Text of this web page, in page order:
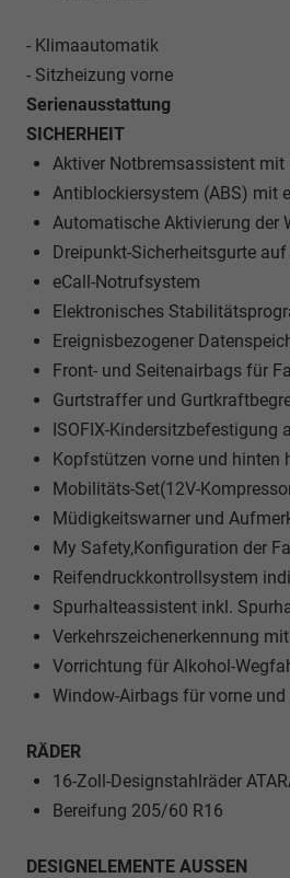
- Klimaautomatik
- Sitzheizung vorne
Serienausstattung
SICHERHEIT
Aktiver Notbremsassistent
Antiblockiersystem (ABS) mit
Automatische Aktivierung der
Dreipunkt-Sicherheitsgurte
eCall-Notrufsystem
Elektronisches
Ereignisbezogener
Front- und Seitenairbags für
Gurtstraffer und
ISOFIX-Kindersitzbefestigung
Kopfstützen vorne und hinten
Mobilitäts-Set(12V-
Müdigkeitswarner und
My Safety,Konfiguration der
Reifendruckkontrollsystem
Spurhalteassistent inkl.
Verkehrszeichenerkennung
Vorrichtung für Alkohol-
Window-Airbags für vorne und
RÄDER
16-Zoll-Designstahlräder
Bereifung 205/60 R16
DESIGNELEMENTE AUSSEN